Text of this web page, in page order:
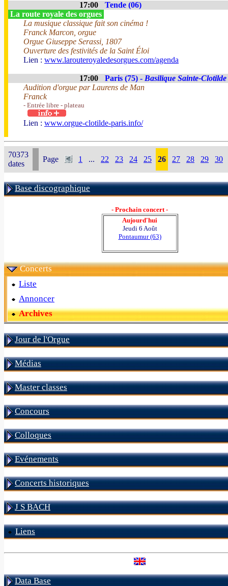
17:00
Tende (06)
La route royale des orgues
La musique classique fait son cinéma !
Franck Marcon, orgue
Orgue Giuseppe Serassi, 1807
Ouverture des festivités de la Saint Éloi
Lien : www.larouteroyaledesorgues.com/agenda
17:00 Paris (75) - Basilique Sainte-Clotilde
Audition d'orgue par Laurens de Man
Franck
- Entrée libre - plateau
Lien : www.orgue-clotilde-paris.info/
70373
dates
Page 1 ... 22 23 24 25 26 27 28 29 30
Base discographique
- Prochain concert -
Aujourd'hui
Jeudi 6 Août
Pontaumur (63)
Concerts
Liste
Annoncer
Archives
Jour de l'Orgue
Médias
Master classes
Concours
Colloques
Evénements
Concerts historiques
J S BACH
Liens
Data Base